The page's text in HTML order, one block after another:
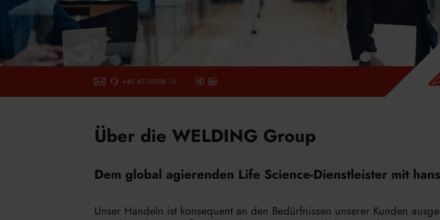
E-Mail-schreiben+49 40 35908 - 0 xing linkedin
Über die WELDING Group
Dem global agierenden Life Science-Dienstleister mit
Unser Handeln ist konsequent an den Bedürfnissen unserer Kunden